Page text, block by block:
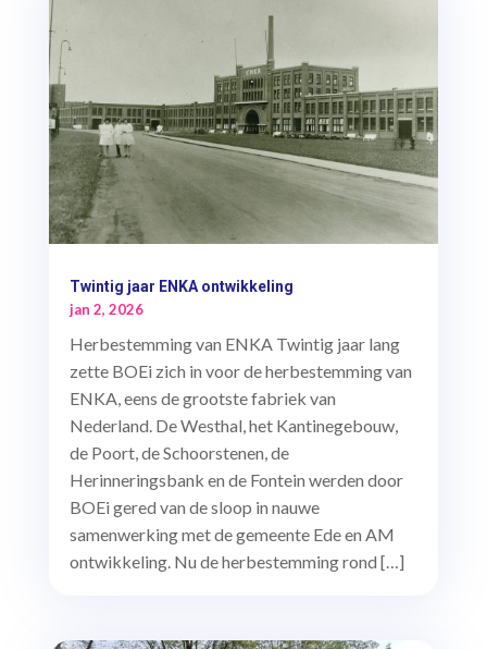
Twintig jaar ENKA ontwikkeling
jan 2, 2026
Herbestemming van ENKA Twintig jaar lang
zette BOEi zich in voor de herbestemming van
ENKA, eens de grootste fabriek van
Nederland. De Westhal, het Kantinegebouw,
de Poort, de Schoorstenen, de
Herinneringsbank en de Fontein werden door
BOEi gered van de sloop in nauwe
samenwerking met de gemeente Ede en AM
ontwikkeling. Nu de herbestemming rond […]